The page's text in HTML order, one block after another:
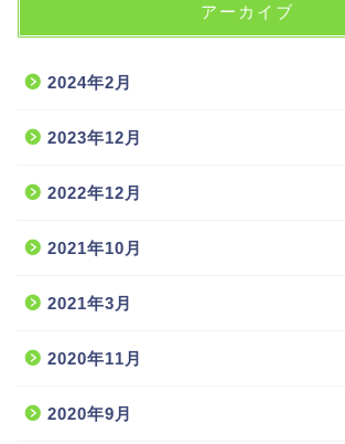
アーカイブ
2024年2月
2023年12月
2022年12月
2021年10月
2021年3月
2020年11月
2020年9月